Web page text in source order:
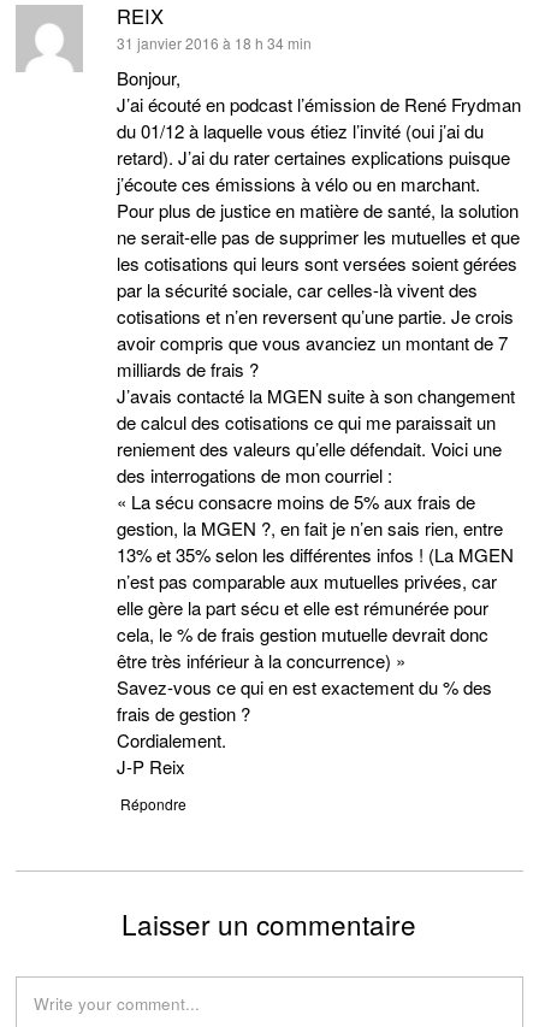
REIX
dit :
31 janvier 2016 à 18 h 34 min
Bonjour,
J’ai écouté en podcast l’émission de René Frydman
du 01/12 à laquelle vous étiez l’invité (oui j’ai du
retard). J’ai du rater certaines explications puisque
j’écoute ces émissions à vélo ou en marchant.
Pour plus de justice en matière de santé, la solution
ne serait-elle pas de supprimer les mutuelles et que
les cotisations qui leurs sont versées soient gérées
par la sécurité sociale, car celles-là vivent des
cotisations et n’en reversent qu’une partie. Je crois
avoir compris que vous avanciez un montant de 7
milliards de frais ?
J’avais contacté la MGEN suite à son changement
de calcul des cotisations ce qui me paraissait un
reniement des valeurs qu’elle défendait. Voici une
des interrogations de mon courriel :
« La sécu consacre moins de 5% aux frais de
gestion, la MGEN ?, en fait je n’en sais rien, entre
13% et 35% selon les différentes infos ! (La MGEN
n’est pas comparable aux mutuelles privées, car
elle gère la part sécu et elle est rémunérée pour
cela, le % de frais gestion mutuelle devrait donc
être très inférieur à la concurrence) »
Savez-vous ce qui en est exactement du % des
frais de gestion ?
Cordialement.
J-P Reix
Répondre
Laisser un commentaire